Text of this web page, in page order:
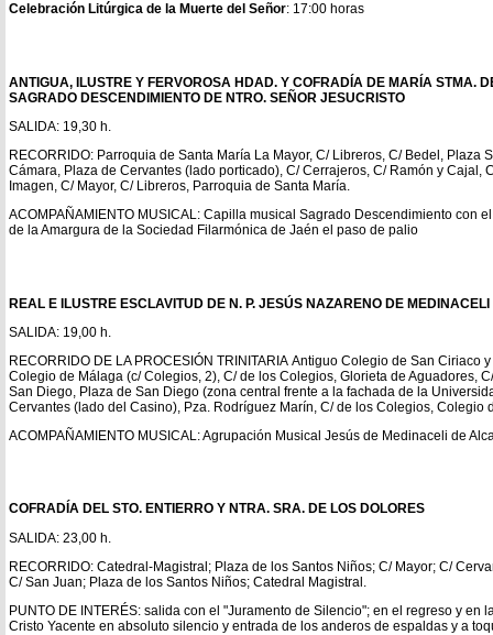
Celebración Litúrgica de la Muerte del Señor: 17:00 horas
ANTIGUA, ILUSTRE Y FERVOROSA HDAD. Y COFRADÍA DE MARÍA STMA.
SAGRADO DESCENDIMIENTO DE NTRO. SEÑOR JESUCRISTO
SALIDA: 19,30 h.
RECORRIDO: Parroquia de Santa María La Mayor, C/ Libreros, C/ Bedel, Plaza
Cámara, Plaza de Cervantes (lado porticado), C/ Cerrajeros, C/ Ramón y Cajal,
Imagen, C/ Mayor, C/ Libreros, Parroquia de Santa María.
ACOMPAÑAMIENTO MUSICAL: Capilla musical Sagrado Descendimiento con
de la Amargura de la Sociedad Filarmónica de Jaén el paso de palio
REAL E ILUSTRE ESCLAVITUD DE N. P. JESÚS NAZARENO DE
SALIDA: 19,00 h.
RECORRIDO DE LA PROCESIÓN TRINITARIA Antiguo Colegio de San Ciriaco
Colegio de Málaga (c/ Colegios, 2), C/ de los Colegios, Glorieta de Aguadores,
San Diego, Plaza de San Diego (zona central frente a la fachada de la
Cervantes (lado del Casino), Pza. Rodríguez Marín, C/ de los Colegios, Colegio
ACOMPAÑAMIENTO MUSICAL: Agrupación Musical Jesús de Medinaceli de
COFRADÍA DEL STO. ENTIERRO Y NTRA. SRA. DE LOS DOLORES
SALIDA: 23,00 h.
RECORRIDO: Catedral-Magistral; Plaza de los Santos Niños; C/ Mayor; C/
C/ San Juan; Plaza de los Santos Niños; Catedral Magistral.
PUNTO DE INTERÉS: salida con el "Juramento de Silencio"; en el regreso y en
Cristo Yacente en absoluto silencio y entrada de los anderos de espaldas y a